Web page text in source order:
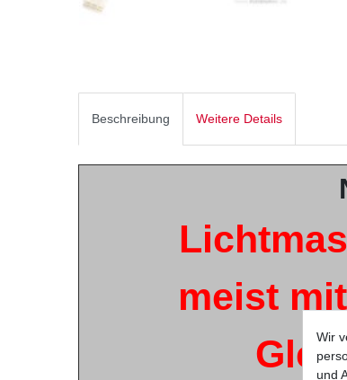
Beschreibung Weitere Details
meist
Wir
und